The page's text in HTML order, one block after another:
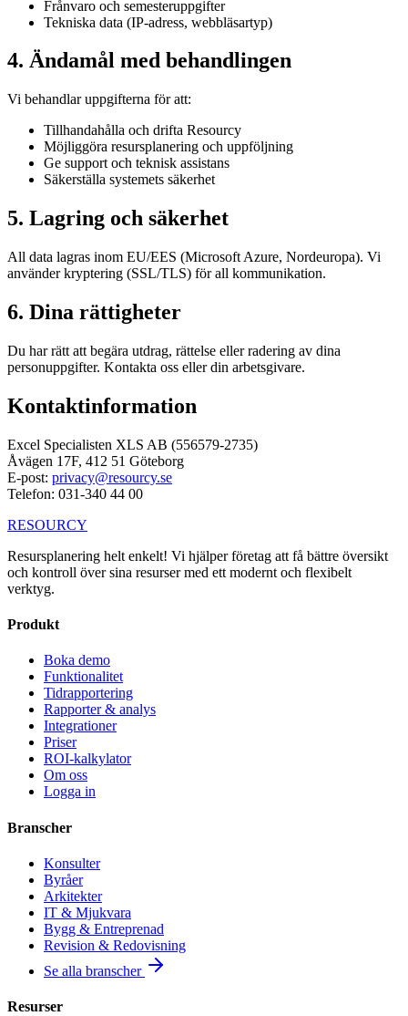
Frånvaro och semesteruppgifter
Tekniska data (IP-adress, webbläsartyp)
4. Ändamål med behandlingen
Vi behandlar uppgifterna för att:
Tillhandahålla och drifta Resourcy
Möjliggöra resursplanering och uppföljning
Ge support och teknisk assistans
Säkerställa systemets säkerhet
5. Lagring och säkerhet
All data lagras inom EU/EES (Microsoft Azure, Nordeuropa). Vi
använder kryptering (SSL/TLS) för all kommunikation.
6. Dina rättigheter
Du har rätt att begära utdrag, rättelse eller radering av dina
personuppgifter. Kontakta oss eller din arbetsgivare.
Kontaktinformation
Excel Specialisten XLS AB (556579-2735)
Åvägen 17F, 412 51 Göteborg
E-post: privacy@resourcy.se
Telefon: 031-340 44 00
RESOURCY
Resursplanering helt enkelt! Vi hjälper företag att få bättre översikt
och kontroll över sina resurser med ett modernt och flexibelt
verktyg.
Produkt
Boka demo
Funktionalitet
Tidrapportering
Rapporter & analys
Integrationer
Priser
ROI-kalkylator
Om oss
Logga in
Branscher
Konsulter
Byråer
Arkitekter
IT & Mjukvara
Bygg & Entreprenad
Revision & Redovisning
Se alla branscher
Resurser